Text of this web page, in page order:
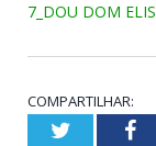
7_DOU DOM
COMPARTILHAR:
Twitter